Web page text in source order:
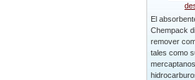
El
Chempack
remover
tales como